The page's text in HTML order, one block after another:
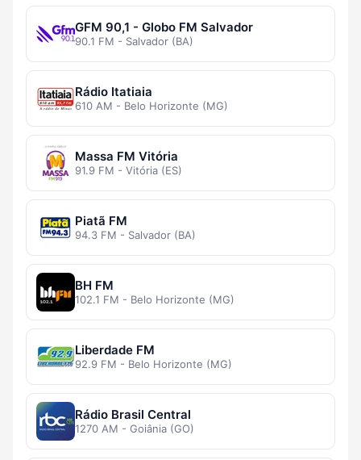
GFM 90,1 - Globo FM Salvador
90.1 FM - Salvador (BA)
Rádio Itatiaia
610 AM - Belo Horizonte (MG)
Massa FM Vitória
91.9 FM - Vitória (ES)
Piatã FM
94.3 FM - Salvador (BA)
BH FM
102.1 FM - Belo Horizonte (MG)
Liberdade FM
92.9 FM - Belo Horizonte (MG)
Rádio Brasil Central
1270 AM - Goiânia (GO)